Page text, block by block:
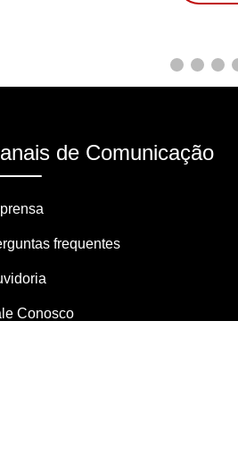
de Comunicação
frequentes
Conosco